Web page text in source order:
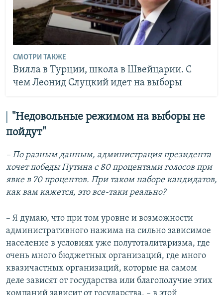
СМОТРИ ТАКЖЕ
Вилла в Турции, школа в Швейцарии. С
чем Леонид Слуцкий идет на выборы
"Недовольные режимом на выборы не
пойдут"
– По разным данным, администрация президента
хочет победы Путина с 80 процентами голосов при
явке в 70 процентов. При таком наборе кандидатов,
как вам кажется, это все-таки реально?
– Я думаю, что при том уровне и возможности
административного нажима на сильно зависимое
население в условиях уже полутоталитаризма, где
очень много бюджетных организаций, где много
квазичастных организаций, которые на самом
деле зависят от государства или благополучие этих